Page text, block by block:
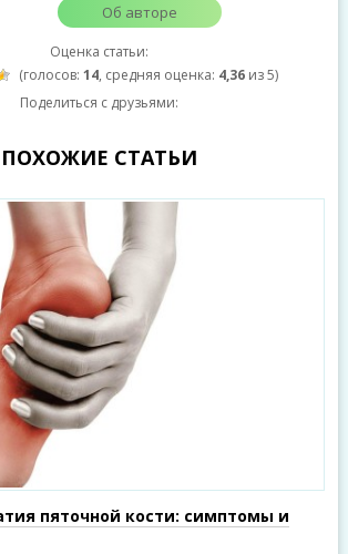
Об авторе
Оценка статьи:
(голосов: 14, средняя оценка: 4,36из 5)
Поделиться с друзьями:
ПОХОЖИЕ СТАТЬИ
пяточной кости: симптомы и